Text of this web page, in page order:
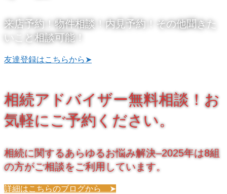
来店予約！物件相談！内見予約！その他聞きた
いこと相談可能！
友達登録はこちらから➤
相続アドバイザー無料相談！お
気軽にご予約ください。
相続に関するあらゆるお悩み解決–2025年は8組
の方がご相談をご利用しています。
詳細はこちらのブログから ➤